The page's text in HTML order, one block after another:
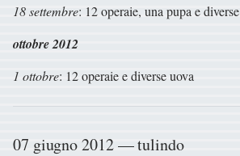
18 settembre: 12 operaie, una pupa e
ottobre 2012
1 ottobre: 12 operaie e diverse uova
07 giugno 2012 — tulindo